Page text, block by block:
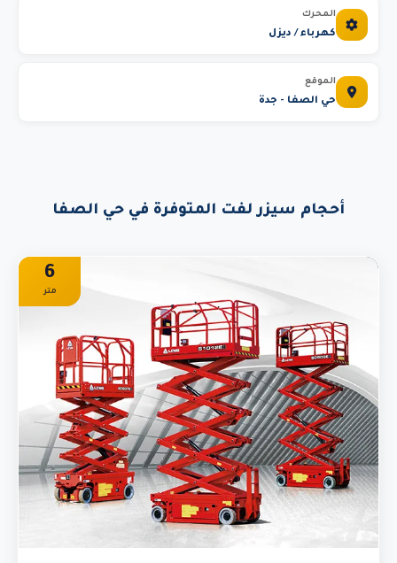
المحرك
كهرباء / ديزل
الموقع
حي الصفا - جدة
أحجام سيزر لفت المتوفرة في حي الصفا
6
متر